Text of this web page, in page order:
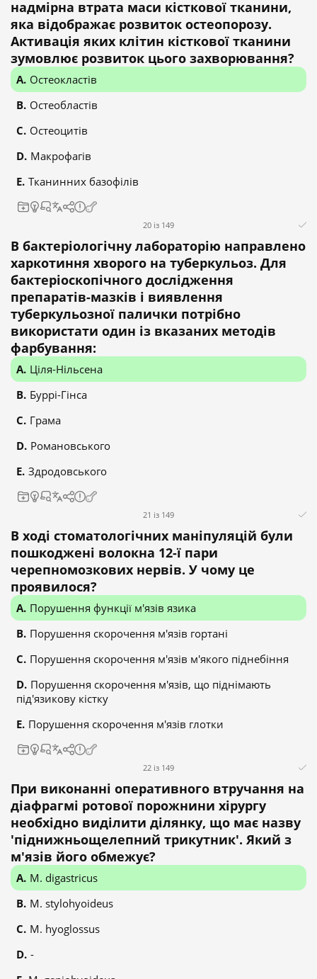
надмірна втрата маси кісткової тканини,
яка відображає розвиток остеопорозу.
Активація яких клітин кісткової тканини
зумовлює розвиток цього захворювання?
Остеокластів
Остеобластів
Остеоцитів
Макрофагів
Тканинних базофілів
20 із 149
В бактеріологічну лабораторію направлено
харкотиння хворого на туберкульоз. Для
бактеріоскопічного дослідження
препаратів-мазків і виявлення
туберкульозної палички потрібно
використати один із вказаних методів
фарбування:
Ціля-Нільсена
Буррі-Гінса
Грама
Романовського
Здродовського
21 із 149
В ході стоматологічних маніпуляцій були
пошкоджені волокна 12-ї пари
черепномозкових нервів. У чому це
проявилося?
Порушення функції м'язів язика
Порушення скорочення м'язів гортані
Порушення скорочення м'язів м'якого піднебіння
Порушення скорочення м'язів, що піднімають
під'язикову кістку
Порушення скорочення м'язів глотки
22 із 149
При виконанні оперативного втручання на
діафрагмі ротової порожнини хірургу
необхідно виділити ділянку, що має назву
'піднижньощелепний трикутник'. Який з
м'язів його обмежує?
M. digastricus
M. stylohyoideus
M. hyoglossus
-